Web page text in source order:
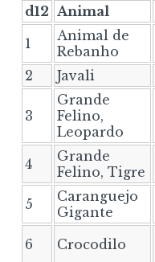
d12 Animal
1
Animal de
Rebanho
2
Javali
3
Grande
Felino,
Leopardo
4
Grande
Felino, Tigre
5
Caranguejo
Gigante
6 Crocodilo